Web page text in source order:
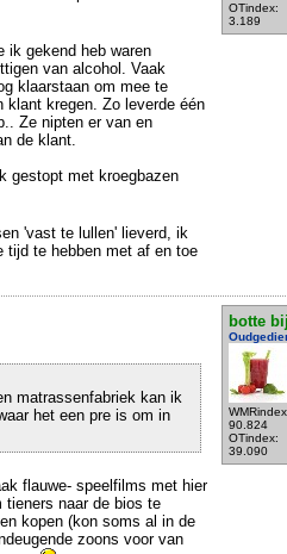
OTindex:
3.189
ik gekend heb waren
van alcohol. Vaak
klaarstaan om mee te
klant kregen. Zo leverde één
Ze nipten er van en
de klant.
gestopt met kroegbazen
'vast te lullen' lieverd, ik
tijd te hebben met af en toe
botte
90.824
OTindex:
39.090
matrassenfabriek kan ik
het een pre is om in
flauwe- speelfilms met hier
tieners naar de bios te
kopen (kon soms al in de
zoons voor van